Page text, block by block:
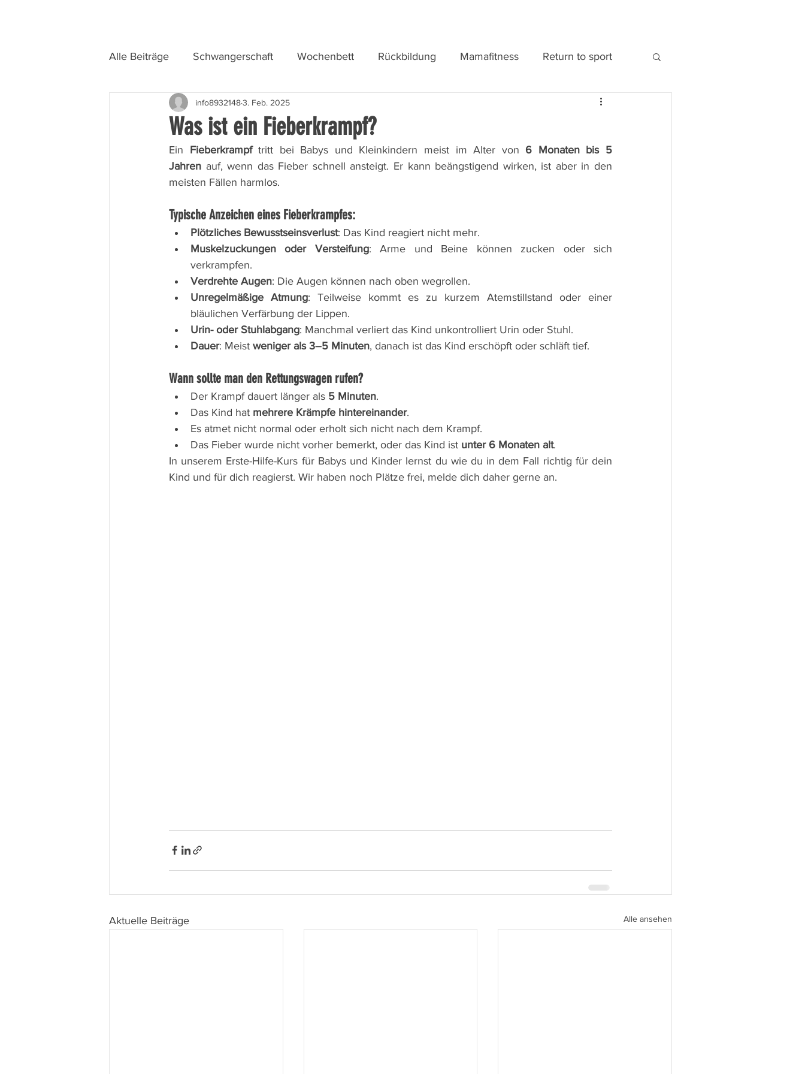
Alle Beiträge Schwangerschaft Wochenbett Rückbildung Mamafitness Return to sport
Was ist ein Fieberkrampf?
info89321483. Feb. 2025
Ein Fieberkrampf tritt bei Babys und Kleinkindern meist im Alter von 6 Monaten bis 5
Jahren auf, wenn das Fieber schnell ansteigt. Er kann beängstigend wirken, ist aber in den
meisten Fällen harmlos.
Typische Anzeichen eines Fieberkrampfes:
Plötzliches Bewusstseinsverlust: Das Kind reagiert nicht mehr.
Muskelzuckungen oder Versteifung: Arme und Beine können zucken oder sich
verkrampfen.
Verdrehte Augen: Die Augen können nach oben wegrollen.
Unregelmäßige Atmung: Teilweise kommt es zu kurzem Atemstillstand oder einer
bläulichen Verfärbung der Lippen.
Urin- oder Stuhlabgang: Manchmal verliert das Kind unkontrolliert Urin oder Stuhl.
Dauer: Meist weniger als 3–5 Minuten, danach ist das Kind erschöpft oder schläft tief.
Wann sollte man den Rettungswagen rufen?
Der Krampf dauert länger als 5 Minuten.
Das Kind hat mehrere Krämpfe hintereinander.
Es atmet nicht normal oder erholt sich nicht nach dem Krampf.
Das Fieber wurde nicht vorher bemerkt, oder das Kind ist unter 6 Monaten alt.
In unserem Erste-Hilfe-Kurs für Babys und Kinder lernst du wie du in dem Fall richtig für dein
Kind und für dich reagierst. Wir haben noch Plätze frei, melde dich daher gerne an.
Aktuelle Beiträge Alle ansehen